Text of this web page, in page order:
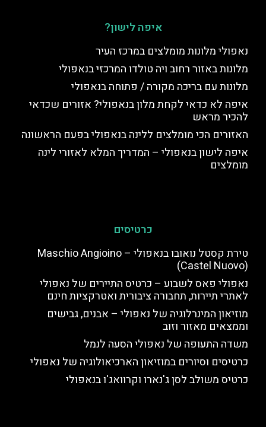
איפה לישון?
נאפולי מלונות מומלצים במרכז העיר
מלונות באזור רחוב ויה טולדו המרכזי בנאפולי
מלונות עם בריכה מקורה / פתוחה בנאפולי
איפה לא כדאי לקחת מלון בנאפולי? אזורים שכדאי
להכיר מראש
האזורים הכי מומלצים ללינה בנאפולי בפעם הראשונה
איפה לישון בנאפולי – המדריך המלא לאזורי לינה
מומלצים
כרטיסים
טירת קסטל נואובו בנאפולי – Maschio Angioino
(Castel Nuovo)
נאפולי פאס לשבוע – כרטיס התיירים של נאפולי
לאתרי תיירות, תחבורה ציבורית ואטרקציות חינם
מוזיאון המינרלוגיה של נאפולי – אבנים, גבישים
וממצאים מאזור וזוב
משדה התעופה של נאפולי הסעה לנמל
כרטיסים וסיורים במוזיאון הארכיאולוגיה של נאפולי
כרטיס משולב לסן ג'נארו וקרוואג'ו בנאפולי